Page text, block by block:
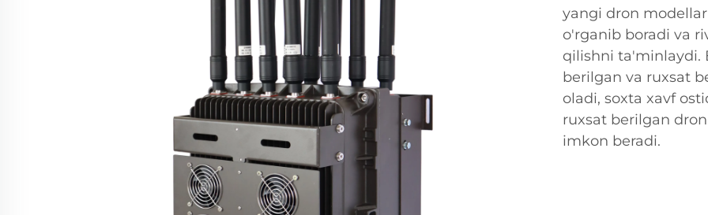
yangi dron
o'rganib boradi va
qilishni ta'minlaydi.
berilgan va ruxsat
oladi, soxta xavf
ruxsat berilgan
imkon beradi.